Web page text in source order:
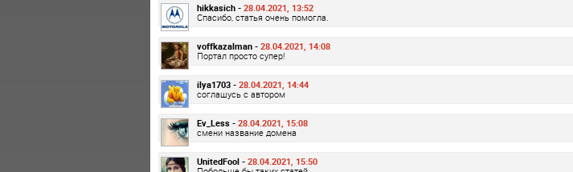
hikkasich - 28.04.2021, 13:52
Спасибо, статья очень помогла.
voffkazalman - 28.04.2021, 14:08
Портал просто супер!
ilya1703 - 28.04.2021, 14:44
соглашусь с автором
Ev_Less - 28.04.2021, 15:08
смени название домена
UnitedFool - 28.04.2021, 15:50